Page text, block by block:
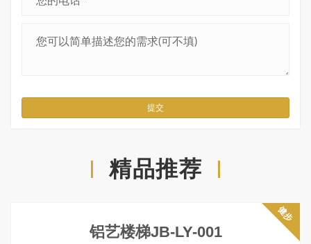
提交
精品推荐
铝艺楼梯JB-LY-001
健步